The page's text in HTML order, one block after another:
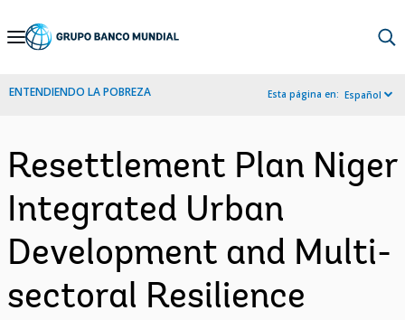
Skip
Navigation
ENTENDIENDO LA POBREZA Esta página en: Español
Resettlement Plan Niger
Integrated Urban
Development and Multi-
sectoral Resilience